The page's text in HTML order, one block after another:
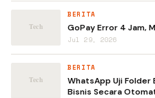
BERITA
GoPay Error 4 Jam,
Jul 29, 2026
BERITA
WhatsApp Uji Folder
Bisnis Secara